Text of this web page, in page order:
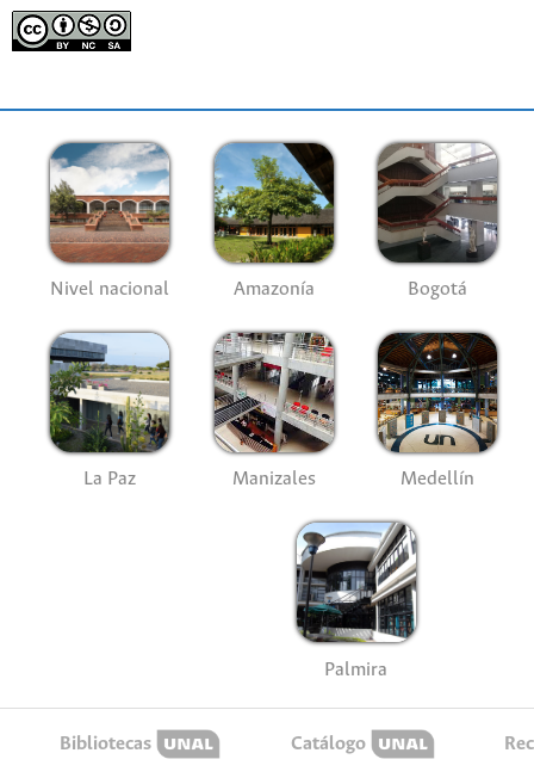
Nivel nacional Amazonía Bogotá
La Paz Manizales Medellín
Palmira
Bibliotecas Catálogo